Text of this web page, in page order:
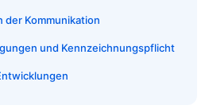
der Kommunikation
und Kennzeichnungspflicht